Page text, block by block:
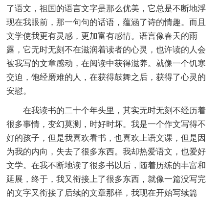
了语文，祖国的语言文字是那么优美，它总是不断地浮
现在我眼前，那一句句的话语，蕴涵了诗的情趣。而且
文学使我更有灵感，更加富有感情。语言像春天的雨
露，它无时无刻不在滋润着读者的心灵，也许读的人会
被我写的文章感动，在阅读中获得滋养。就像一个饥寒
交迫，饱经磨难的人，在获得鼓舞之后，获得了心灵的
安慰。
在我读书的二十个年头里，其实无时无刻不经历着
很多事情，变幻莫测，时好时坏。我是一个作文写得不
好的孩子，但是我喜欢看书，也喜欢上语文课，但是因
为我的内向，失去了很多东西。我却热爱语文，也爱好
文学。在我不断地读了很多书以后，随着历练的丰富和
延展，终于，我又衔接上了很多东西，就像一篇没写完
的文字又衔接了后续的文章那样，我现在开始写续篇